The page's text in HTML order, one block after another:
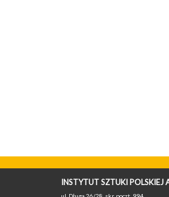
INSTYTUT SZTUKI POLSKIEJ